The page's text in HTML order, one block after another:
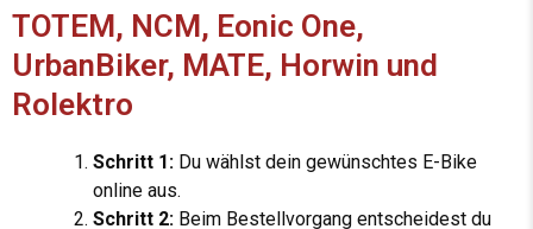
TOTEM, NCM, Eonic One,
UrbanBiker, MATE, Horwin und
Rolektro
Schritt 1: Du wählst dein gewünschtes E-Bike
online aus.
Schritt 2: Beim Bestellvorgang entscheidest du